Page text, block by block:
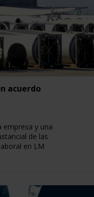
acuerdo
empresa y una
de las
en LM